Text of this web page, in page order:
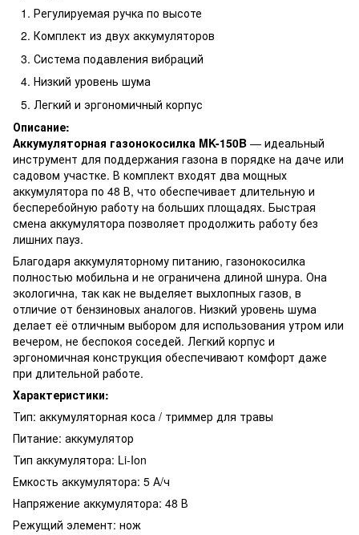
Регулируемая ручка по высоте
Комплект из двух аккумуляторов
Система подавления вибраций
Низкий уровень шума
Легкий и эргономичный корпус
Описание:
Аккумуляторная газонокосилка MK-150B — идеальный
инструмент для поддержания газона в порядке на даче или
садовом участке. В комплект входят два мощных
аккумулятора по 48 В, что обеспечивает длительную и
бесперебойную работу на больших площадях. Быстрая
смена аккумулятора позволяет продолжить работу без
лишних пауз.
Благодаря аккумуляторному питанию, газонокосилка
полностью мобильна и не ограничена длиной шнура. Она
экологична, так как не выделяет выхлопных газов, в
отличие от бензиновых аналогов. Низкий уровень шума
делает её отличным выбором для использования утром или
вечером, не беспокоя соседей. Легкий корпус и
эргономичная конструкция обеспечивают комфорт даже
при длительной работе.
Характеристики:
Тип: аккумуляторная коса / триммер для травы
Питание: аккумулятор
Тип аккумулятора: Li-Ion
Емкость аккумулятора: 5 А/ч
Напряжение аккумулятора: 48 В
Режущий элемент: нож